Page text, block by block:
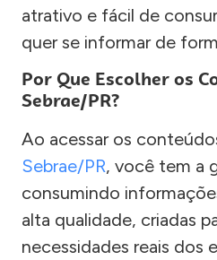
atrativo e fácil de
quer se informar de
Por Que Escolher os
Sebrae/PR?
Ao acessar os
Sebrae/PR, você tem a
consumindo
alta qualidade, criadas
necessidades reais dos